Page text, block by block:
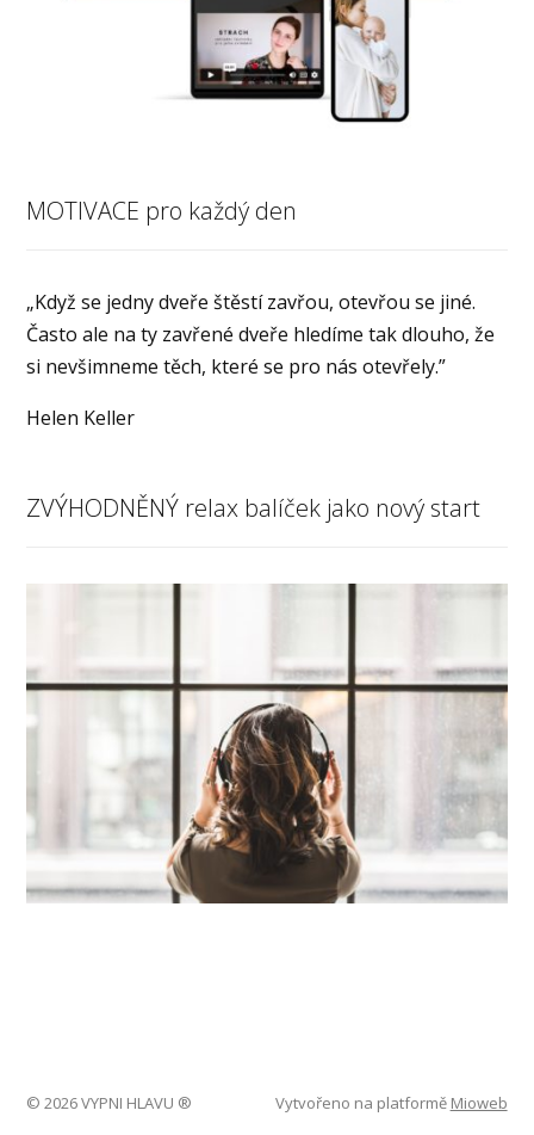
MOTIVACE pro každý den
„Když se jedny dveře štěstí zavřou, otevřou se jiné.
Často ale na ty zavřené dveře hledíme tak dlouho, že
si nevšimneme těch, které se pro nás otevřely.”
Helen Keller
ZVÝHODNĚNÝ relax balíček jako nový start
© 2026 VYPNI HLAVU ® Vytvořeno na platformě Mioweb